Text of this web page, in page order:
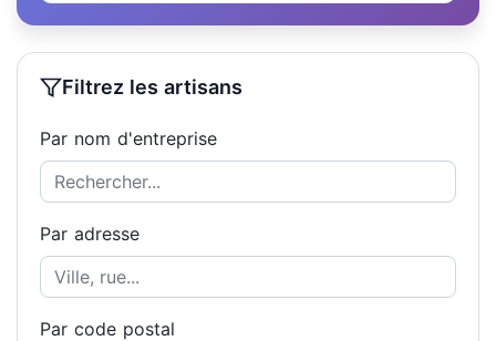
Filtrez les artisans
Par nom d'entreprise
Par adresse
Par code postal